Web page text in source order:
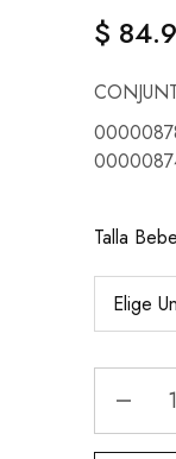
$
Talla Bebe